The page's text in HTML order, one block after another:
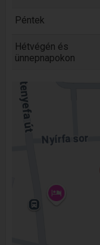
Péntek
Hétvégén és
ünnepnapokon